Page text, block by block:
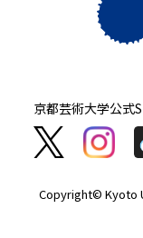
京都芸術大学公式
Copyright© Kyoto